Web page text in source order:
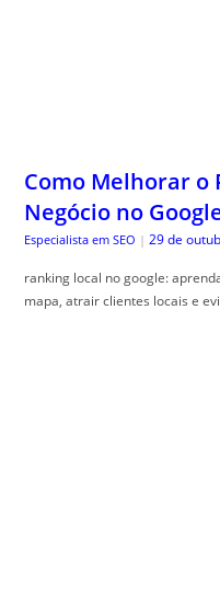
Como Melhorar o
Negócio no
Especialista em SEO | 29 de
ranking local no google:
mapa, atrair clientes locais e